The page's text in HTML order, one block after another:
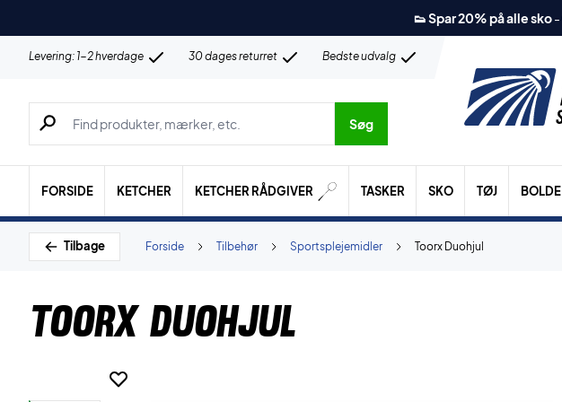
👟 Spar 20% på alle sko-
Levering: 1-2 hverdage 30 dages returret Bedste udvalg
Søg efter produkter, mærker etc.
Søg
FORSIDE KETCHER KETCHER RÅDGIVER TASKER SKO TØJ BOLDE
Tilbage Toorx Duohjul
Sportsplejemidler
Tilbehør
Forside
Toorx Duohjul